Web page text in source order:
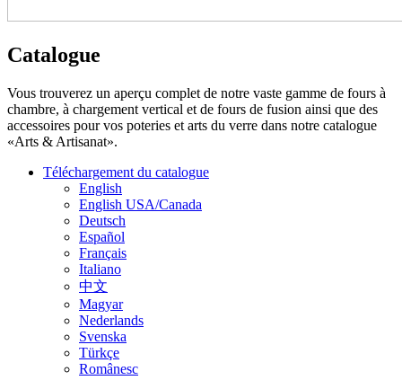
Catalogue
Vous trouverez un aperçu complet de notre vaste gamme de fours à
chambre, à chargement vertical et de fours de fusion ainsi que des
accessoires pour vos poteries et arts du verre dans notre catalogue
«Arts & Artisanat».
Téléchargement du catalogue
English
English USA/Canada
Deutsch
Español
Français
Italiano
中文
Magyar
Nederlands
Svenska
Türkçe
Românesc